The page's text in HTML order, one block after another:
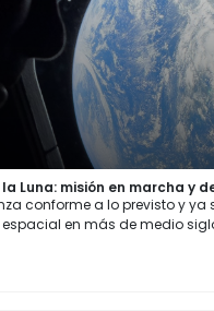
Luna: misión en marcha y
conforme a lo previsto y
en más de medio